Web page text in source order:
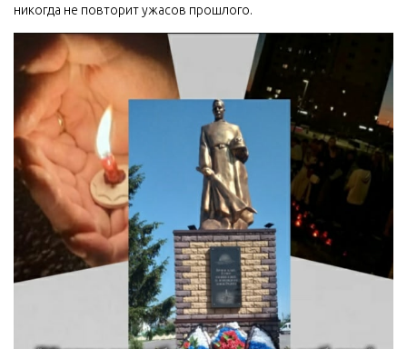
никогда не повторит ужасов прошлого.